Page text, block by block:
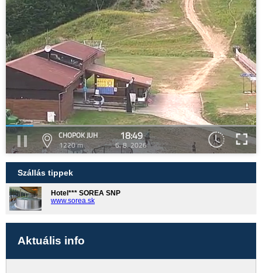
CHOPOK JUH
1220 m
18:49
6. 8. 2026
Szállás tippek
Hotel*** SOREA SNP
www.sorea.sk
Aktuális info